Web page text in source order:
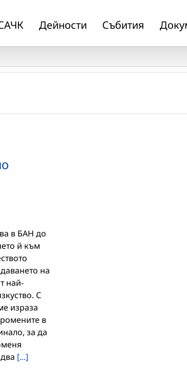
Дейности Събития
в БАН до
й към
на
най-
С
израза
в
за да
[...]